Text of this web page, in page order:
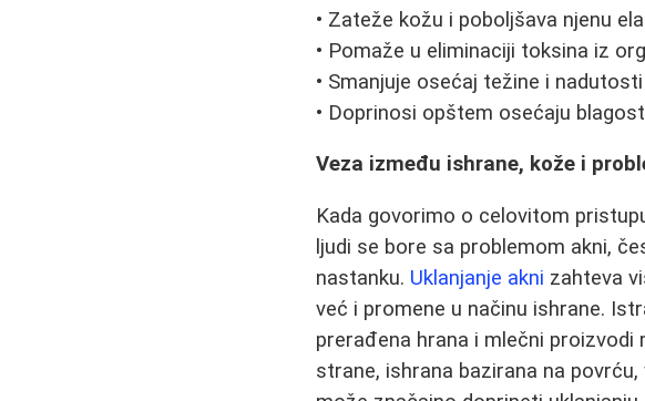
• Zateže kožu i poboljšava njenu
• Pomaže u eliminaciji toksina iz
• Smanjuje osećaj težine i
• Doprinosi opštem osećaju
Veza između ishrane, kože i
Kada govorimo o celovitom
ljudi se bore sa problemom akni,
nastanku. Uklanjanje akni zahteva
već i promene u načinu ishrane.
prerađena hrana i mlečni proizvodi
strane, ishrana bazirana na